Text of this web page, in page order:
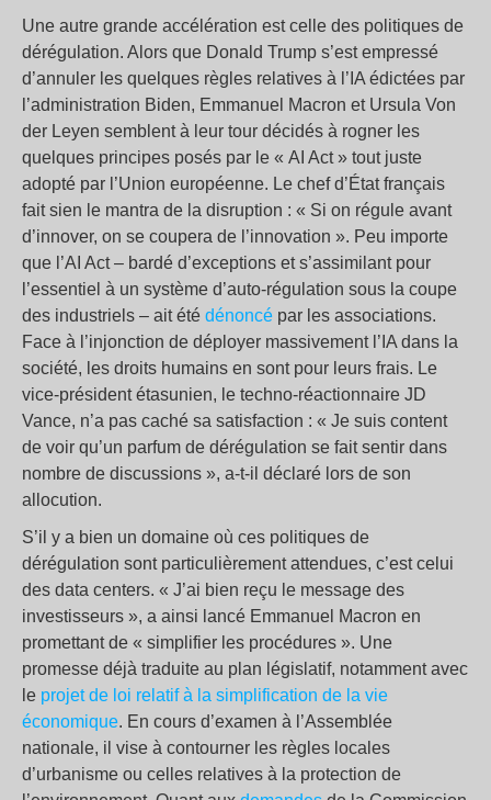
Une autre grande accélération est celle des politiques de
dérégulation. Alors que Donald Trump s’est empressé
d’annuler les quelques règles relatives à l’IA édictées par
l’administration Biden, Emmanuel Macron et Ursula Von
der Leyen semblent à leur tour décidés à rogner les
quelques principes posés par le « AI Act » tout juste
adopté par l’Union européenne. Le chef d’État français
fait sien le mantra de la disruption : « Si on régule avant
d’innover, on se coupera de l’innovation ». Peu importe
que l’AI Act – bardé d’exceptions et s’assimilant pour
l’essentiel à un système d’auto-régulation sous la coupe
des industriels – ait été dénoncé par les associations.
Face à l’injonction de déployer massivement l’IA dans la
société, les droits humains en sont pour leurs frais. Le
vice-président étasunien, le techno-réactionnaire JD
Vance, n’a pas caché sa satisfaction : « Je suis content
de voir qu’un parfum de dérégulation se fait sentir dans
nombre de discussions », a-t-il déclaré lors de son
allocution.
S’il y a bien un domaine où ces politiques de
dérégulation sont particulièrement attendues, c’est celui
des data centers. « J’ai bien reçu le message des
investisseurs », a ainsi lancé Emmanuel Macron en
promettant de « simplifier les procédures ». Une
promesse déjà traduite au plan législatif, notamment avec
le projet de loi relatif à la simplification de la vie
économique. En cours d’examen à l’Assemblée
nationale, il vise à contourner les règles locales
d’urbanisme ou celles relatives à la protection de